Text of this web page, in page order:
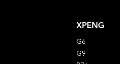
XPENG
G6
G9